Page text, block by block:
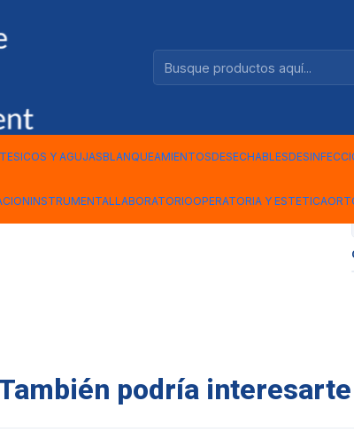
Y AGUJASBLANQUEAMIENTOSDESECHABLES
INSTRUMENTALLABORATORIOOPERATORIA Y ESTETICA
COMPOSITE 2PFW3
podría